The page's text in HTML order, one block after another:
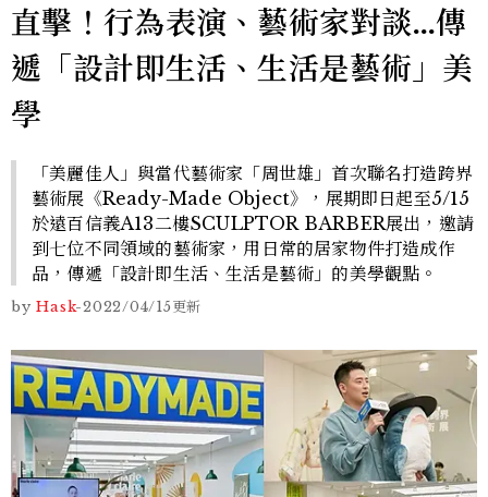
直擊！行為表演、藝術家對談…傳
遞「設計即生活、生活是藝術」美
學
「美麗佳人」與當代藝術家「周世雄」首次聯名打造跨界
藝術展《Ready-Made Object》，展期即日起至5/15
於遠百信義A13二樓SCULPTOR BARBER展出，邀請
到七位不同領域的藝術家，用日常的居家物件打造成作
品，傳遞「設計即生活、生活是藝術」的美學觀點。
by Hask-2022/04/15更新